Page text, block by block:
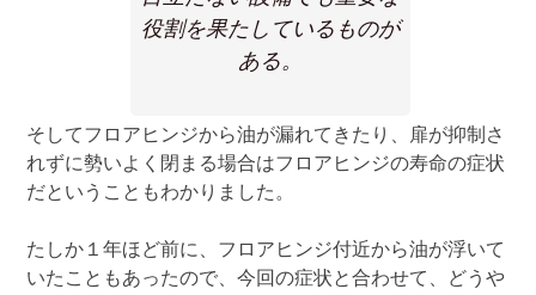
役割を果たしているものが
ある。
そしてフロアヒンジから油が漏れてきたり、扉が抑制さ
れずに勢いよく閉まる場合はフロアヒンジの寿命の症状
だということもわかりました。
たしか１年ほど前に、フロアヒンジ付近から油が浮いて
いたこともあったので、今回の症状と合わせて、どうや